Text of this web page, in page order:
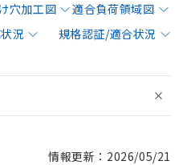
穴加工図
適合負荷領域図
況 規格認証/適合状況
情報更新：2026/05/21